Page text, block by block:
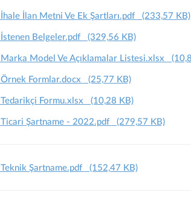
İhale İlan Metni Ve Ek Şartları.pdf (233,57 KB)
İstenen Belgeler.pdf (329,56 KB)
Marka Model Ve Açıklamalar Listesi.xlsx
Örnek Formlar.docx (25,77 KB)
Tedarikçi Formu.xlsx (10,28 KB)
Ticari Şartname - 2022.pdf (279,57 KB)
Teknik Şartname.pdf (152,47 KB)